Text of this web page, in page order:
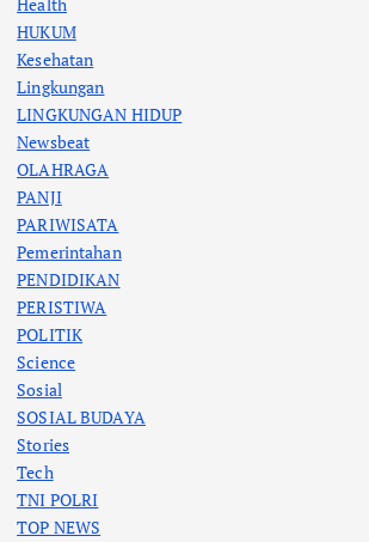
Health
HUKUM
Kesehatan
Lingkungan
LINGKUNGAN HIDUP
Newsbeat
OLAHRAGA
PANJI
PARIWISATA
Pemerintahan
PENDIDIKAN
PERISTIWA
POLITIK
Science
Sosial
SOSIAL BUDAYA
Stories
Tech
TNI POLRI
TOP NEWS